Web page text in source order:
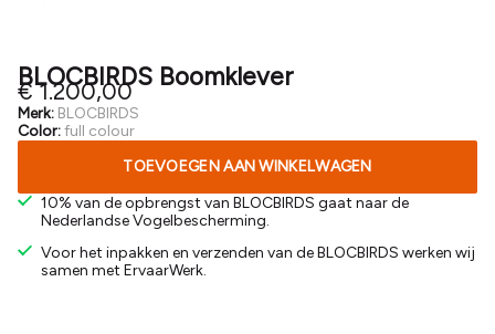
BLOCBIRDS Boomklever
€ 1.200,00
Merk: BLOCBIRDS
Color:full colour
TOEVOEGEN AAN WINKELWAGEN
10% van de opbrengst van BLOCBIRDS gaat naar de
Nederlandse Vogelbescherming.
Voor het inpakken en verzenden van de BLOCBIRDS werken wij
samen met ErvaarWerk.